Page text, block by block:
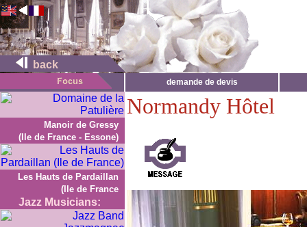
back
demande de devis
Manoir de Gressy
(Ile de France - Essone)
Les Hauts de Pardaillan
(Ile de France
Jazz Musicians:
Normandy Hôtel